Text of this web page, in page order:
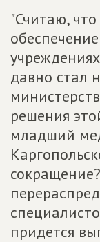
"Считаю,
давно стал
решения
младший
придется